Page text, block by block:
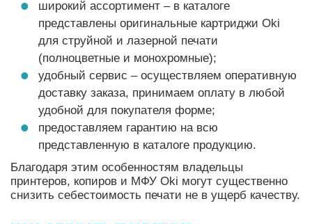
широкий ассортимент – в каталоге
представлены оригинальные картриджи Oki
для струйной и лазерной печати
(полноцветные и монохромные);
удобный сервис – осуществляем оперативную
доставку заказа, принимаем оплату в любой
удобной для покупателя форме;
предоставляем гарантию на всю
представленную в каталоге продукцию.
Благодаря этим особенностям владельцы
принтеров, копиров и МФУ Oki могут существенно
снизить себестоимость печати не в ущерб качеству.